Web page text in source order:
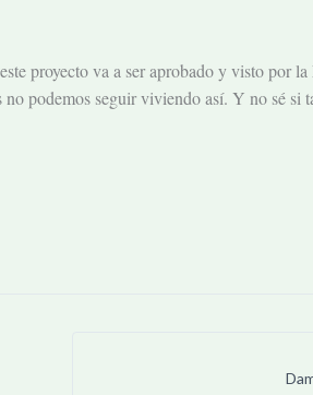
este proyecto va a ser aprobado y visto por
podemos seguir viviendo así. Y no sé si